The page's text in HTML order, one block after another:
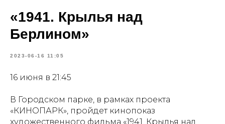
«1941. Крылья над
Берлином»
2023-06-16 11:05
16 июня в 21:45
В Городском парке, в рамках проекта
«КИНОПАРК», пройдет кинопоказ
художественного фильма «1941. Крылья над